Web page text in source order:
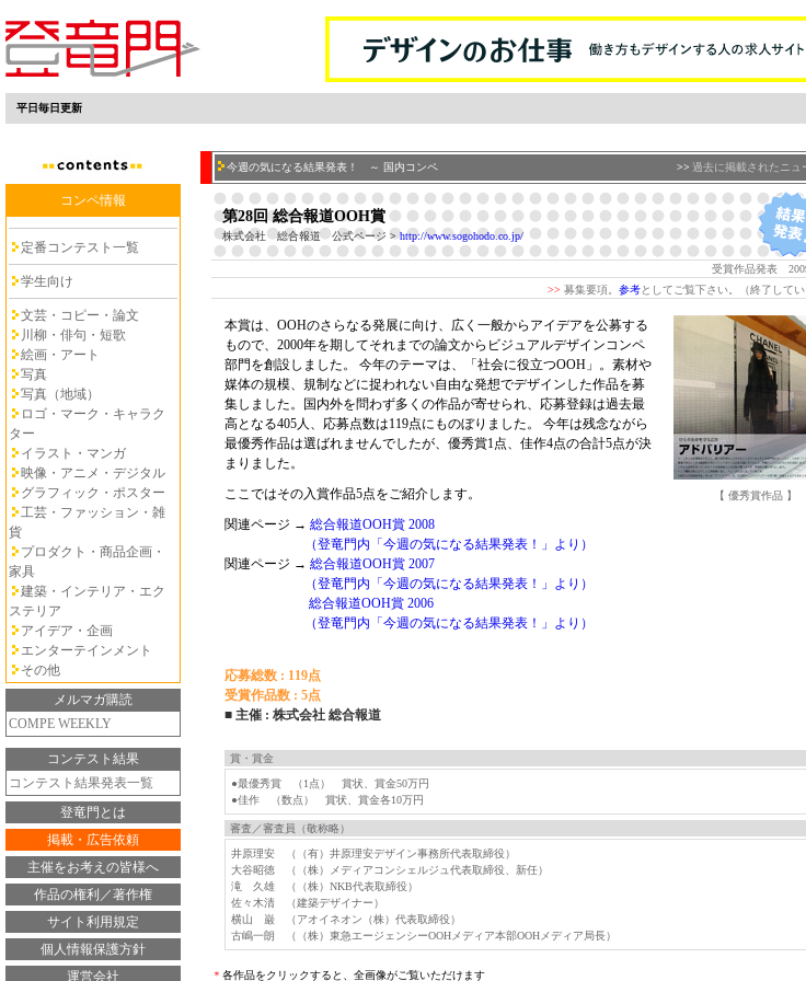
平日毎日更新
今週の気になる結果発表！ ～ 国内コンペ >> 過去に掲載されたニュ
コンペ情報
定番コンテスト一覧
学生向け
文芸・コピー・論文
川柳・俳句・短歌
絵画・アート
写真
写真（地域）
ロゴ・マーク・キャラク
ター
イラスト・マンガ
映像・アニメ・デジタル
グラフィック・ポスター
工芸・ファッション・雑
貨
プロダクト・商品企画・
家具
建築・インテリア・エク
ステリア
アイデア・企画
エンターテインメント
その他
メルマガ購読
COMPE WEEKLY
コンテスト結果
コンテスト結果発表一覧
登竜門とは
掲載・広告依頼
主催をお考えの皆様へ
作品の権利／著作権
サイト利用規定
個人情報保護方針
運営会社
第28回 総合報道OOH賞
株式会社 総合報道 公式ページ > http://www.sogohodo.co.jp/
受賞作品発表
>> 募集要項。 参考としてご覧下さい。（終了してい
本賞は、OOHのさらなる発展に向け、広く一般からアイデアを公募する
もので、2000年を期してそれまでの論文からビジュアルデザインコンペ
部門を創設しました。 今年のテーマは、「社会に役立つOOH」。素材や
媒体の規模、規制などに捉われない自由な発想でデザインした作品を募
集しました。国内外を問わず多くの作品が寄せられ、応募登録は過去最
高となる405人、応募点数は119点にものぼりました。 今年は残念ながら
最優秀作品は選ばれませんでしたが、優秀賞1点、佳作4点の合計5点が決
まりました。
ここではその入賞作品5点をご紹介します。
関連ページ → 総合報道OOH賞 2008
（登竜門内「今週の気になる結果発表！」より）
関連ページ → 総合報道OOH賞 2007
（登竜門内「今週の気になる結果発表！」より）
総合報道OOH賞 2006
（登竜門内「今週の気になる結果発表！」より）
応募総数 : 119点
受賞作品数 : 5点
■ 主催 : 株式会社 総合報道
【 優秀賞作品 】
賞・賞金
●最優秀賞 （1点） 賞状、賞金50万円
●佳作 （数点） 賞状、賞金各10万円
審査／審査員（敬称略）
井原理安 （（有）井原理安デザイン事務所代表取締役）
大谷昭徳 （（株）メディアコンシェルジュ代表取締役、新任）
滝 久雄 （（株）NKB代表取締役）
佐々木清 （建築デザイナー）
横山 巌 （アオイネオン（株）代表取締役）
古嶋一朗 （（株）東急エージェンシーOOHメディア本部OOHメディア局長）
＊ 各作品をクリックすると、全画像がご覧いただけます